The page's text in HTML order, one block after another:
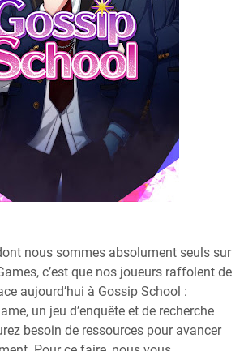
nous sommes absolument seuls sur
c’est que nos joueurs raffolent de
aujourd’hui à Gossip School :
un jeu d’enquête et de recherche
besoin de ressources pour avancer